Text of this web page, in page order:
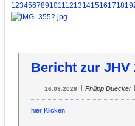
1 234567891011 1213141516171819
Bericht zur JHV
16.03.2026 | Philipp Duecker |
hier Klicken!